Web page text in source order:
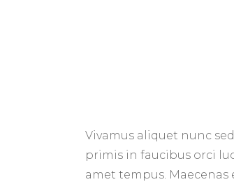
Vivamus aliquet nunc
primis in faucibus orci
amet tempus.